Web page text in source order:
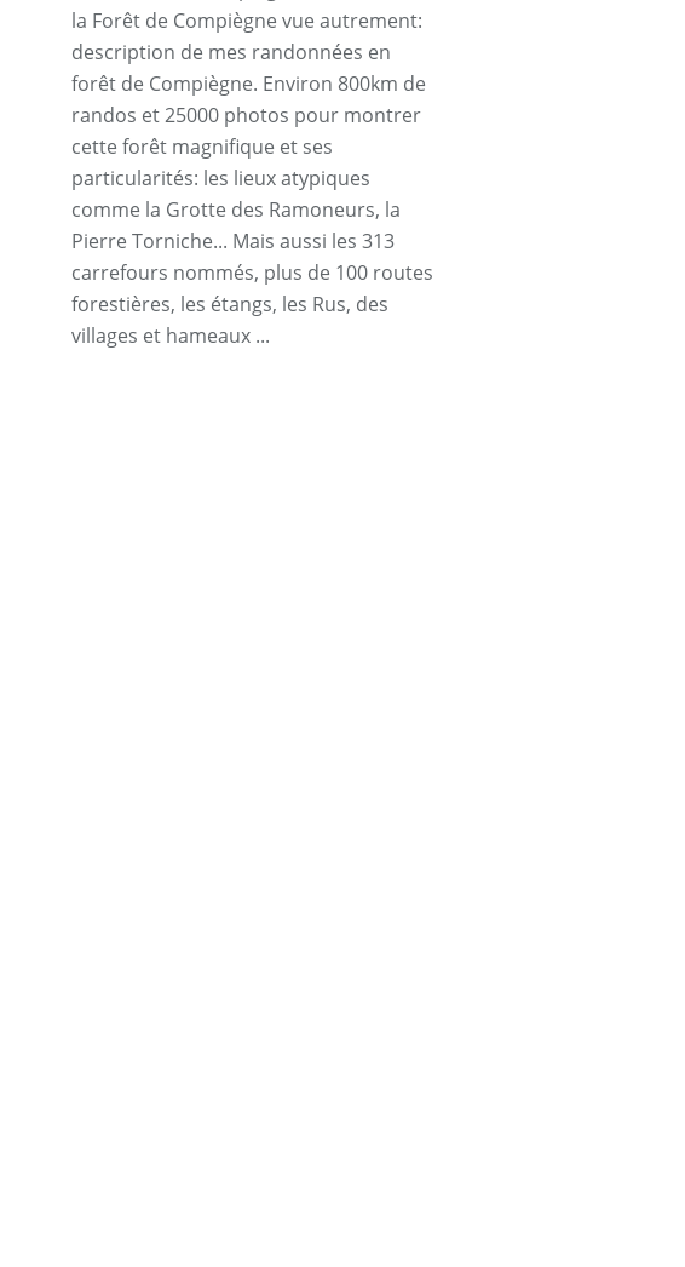
la Forêt de Compiègne vue autrement:
description de mes randonnées en
forêt de Compiègne. Environ 800km de
randos et 25000 photos pour montrer
cette forêt magnifique et ses
particularités: les lieux atypiques
comme la Grotte des Ramoneurs, la
Pierre Torniche... Mais aussi les 313
carrefours nommés, plus de 100 routes
forestières, les étangs, les Rus, des
villages et hameaux ...